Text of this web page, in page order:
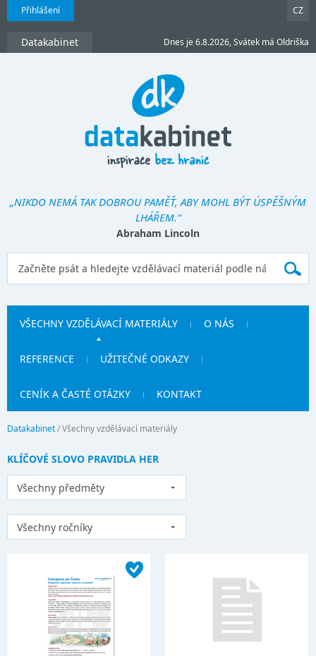
Přihlášení CZ
Datakabinet Dnes je 6.8.2026, Svátek má Oldriška
„NIKDO NEMÁ TAK DOBROU PAMĚŤ, ABY MOHL BÝT ÚSPĚŠNÝM
LHÁŘEM.“
Abraham Lincoln
VŠECHNY VZDĚLÁVACÍ MATERIÁLY O NÁS
REFERENCE UŽITEČNÉ ODKAZY
CENÍK A ČASTÉ OTÁZKY KONTAKT
Datakabinet/Všechny vzdělávací materiály
KLÍČOVÉ SLOVO PRAVIDLA HER
Všechny předměty
Všechny ročníky